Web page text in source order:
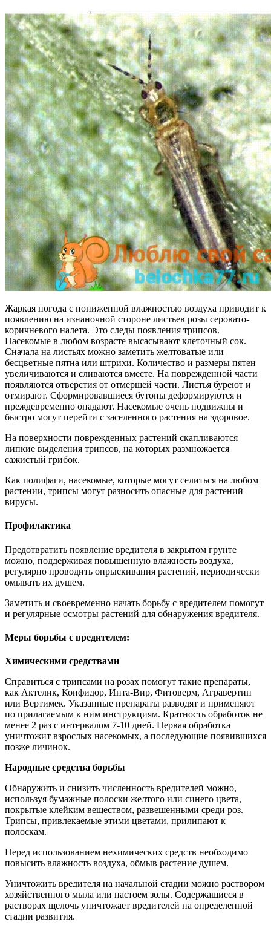
Жаркая погода с пониженной влажностью воздуха приводит к
появлению на изнаночной стороне листьев розы серовато-
коричневого налета. Это следы появления трипсов.
Насекомые в любом возрасте высасывают клеточный сок.
Сначала на листьях можно заметить желтоватые или
бесцветные пятна или штрихи. Количество и размеры пятен
увеличиваются и сливаются вместе. На поврежденной части
появляются отверстия от отмершей части. Листья буреют и
отмирают. Сформировавшиеся бутоны деформируются и
преждевременно опадают. Насекомые очень подвижны и
быстро могут перейти с заселенного растения на здоровое.
На поверхности поврежденных растений скапливаются
липкие выделения трипсов, на которых размножается
сажистый грибок.
Как полифаги, насекомые, которые могут селиться на любом
растении, трипсы могут разносить опасные для растений
вирусы.
Профилактика
Предотвратить появление вредителя в закрытом грунте
можно, поддерживая повышенную влажность воздуха,
регулярно проводить опрыскивания растений, периодически
омывать их душем.
Заметить и своевременно начать борьбу с вредителем помогут
и регулярные осмотры растений для обнаружения вредителя.
Меры борьбы с вредителем:
Химическими средствами
Справиться с трипсами на розах помогут такие препараты,
как Актелик, Конфидор, Инта-Вир, Фитоверм, Агравертин
или Вертимек. Указанные препараты разводят и применяют
по прилагаемым к ним инструкциям. Кратность обработок не
менее 2 раз с интервалом 7-10 дней. Первая обработка
уничтожит взрослых насекомых, а последующие появившихся
позже личинок.
Народные средства борьбы
Обнаружить и снизить численность вредителей можно,
используя бумажные полоски желтого или синего цвета,
покрытые клейким веществом, развешенными среди роз.
Трипсы, привлекаемые этими цветами, прилипают к
полоскам.
Перед использованием нехимических средств необходимо
повысить влажность воздуха, обмыв растение душем.
Уничтожить вредителя на начальной стадии можно раствором
хозяйственного мыла или настоем золы. Содержащиеся в
растворах щелочь уничтожает вредителей на определенной
стадии развития.